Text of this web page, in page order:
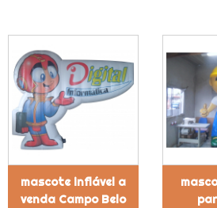
mascote inflável a
venda Campo Belo